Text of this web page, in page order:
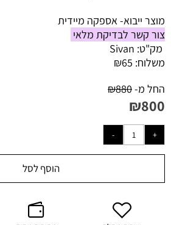
מוצר ייבוא- אספקה מיידית
צור קשר לבדיקת מלאי
מק"ט: Sivan
משלוח:
₪65
החל מ-
₪880
₪800
הוסף לסל